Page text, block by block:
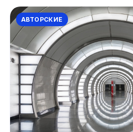
АВТОРСКИЕ